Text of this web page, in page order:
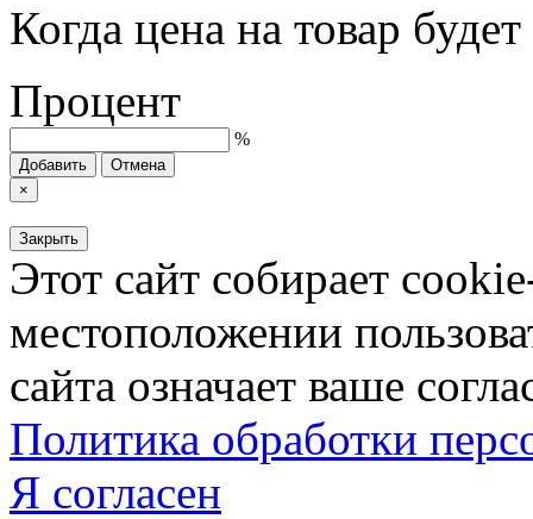
Когда цена на товар
Процент
%
Добавить
Отмена
×
Закрыть
Этот сайт собирает
местоположении
сайта означает ваше
Политика обработки
Я согласен